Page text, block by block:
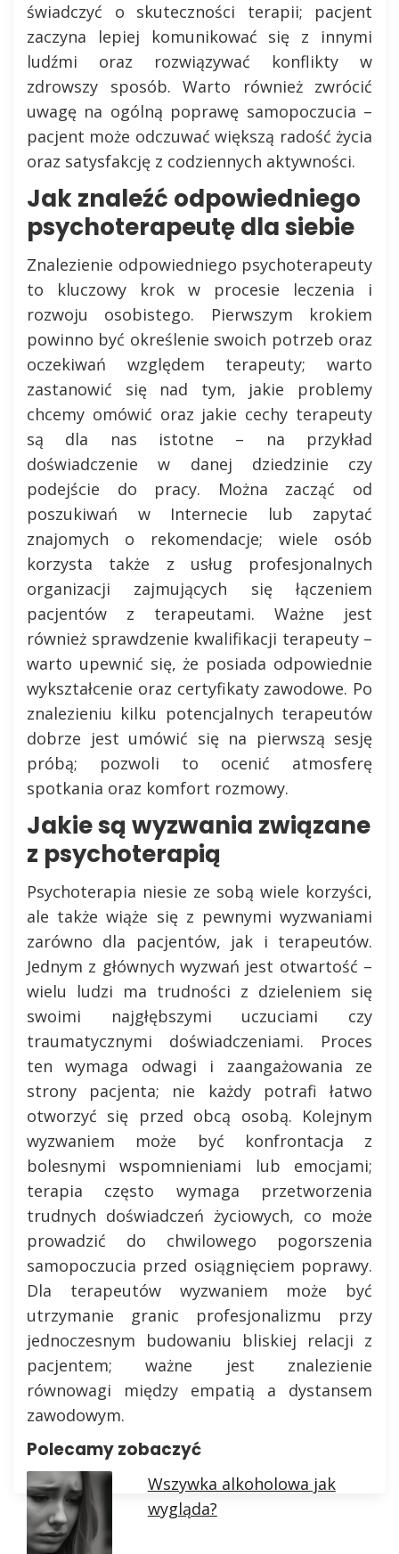
świadczyć o skuteczności terapii; pacjent
zaczyna lepiej komunikować się z innymi
ludźmi oraz rozwiązywać konflikty w
zdrowszy sposób. Warto również zwrócić
uwagę na ogólną poprawę samopoczucia –
pacjent może odczuwać większą radość życia
oraz satysfakcję z codziennych aktywności.
Jak znaleźć odpowiedniego
psychoterapeutę dla siebie
Znalezienie odpowiedniego psychoterapeuty
to kluczowy krok w procesie leczenia i
rozwoju osobistego. Pierwszym krokiem
powinno być określenie swoich potrzeb oraz
oczekiwań względem terapeuty; warto
zastanowić się nad tym, jakie problemy
chcemy omówić oraz jakie cechy terapeuty
są dla nas istotne – na przykład
doświadczenie w danej dziedzinie czy
podejście do pracy. Można zacząć od
poszukiwań w Internecie lub zapytać
znajomych o rekomendacje; wiele osób
korzysta także z usług profesjonalnych
organizacji zajmujących się łączeniem
pacjentów z terapeutami. Ważne jest
również sprawdzenie kwalifikacji terapeuty –
warto upewnić się, że posiada odpowiednie
wykształcenie oraz certyfikaty zawodowe. Po
znalezieniu kilku potencjalnych terapeutów
dobrze jest umówić się na pierwszą sesję
próbą; pozwoli to ocenić atmosferę
spotkania oraz komfort rozmowy.
Jakie są wyzwania związane
z psychoterapią
Psychoterapia niesie ze sobą wiele korzyści,
ale także wiąże się z pewnymi wyzwaniami
zarówno dla pacjentów, jak i terapeutów.
Jednym z głównych wyzwań jest otwartość –
wielu ludzi ma trudności z dzieleniem się
swoimi najgłębszymi uczuciami czy
traumatycznymi doświadczeniami. Proces
ten wymaga odwagi i zaangażowania ze
strony pacjenta; nie każdy potrafi łatwo
otworzyć się przed obcą osobą. Kolejnym
wyzwaniem może być konfrontacja z
bolesnymi wspomnieniami lub emocjami;
terapia często wymaga przetworzenia
trudnych doświadczeń życiowych, co może
prowadzić do chwilowego pogorszenia
samopoczucia przed osiągnięciem poprawy.
Dla terapeutów wyzwaniem może być
utrzymanie granic profesjonalizmu przy
jednoczesnym budowaniu bliskiej relacji z
pacjentem; ważne jest znalezienie
równowagi między empatią a dystansem
zawodowym.
Polecamy zobaczyć
Wszywka alkoholowa jak
wygląda?